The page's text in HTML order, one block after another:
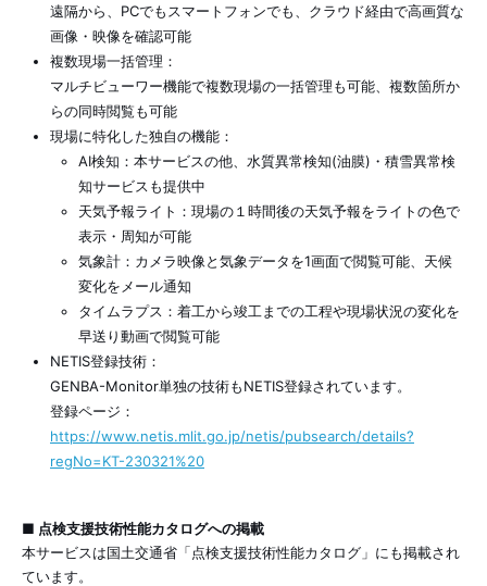
遠隔から、PCでもスマートフォンでも、クラウド経由で高画質な
画像・映像を確認可能
複数現場一括管理：
マルチビューワー機能で複数現場の一括管理も可能、複数箇所か
らの同時閲覧も可能
現場に特化した独自の機能：
AI検知：本サービスの他、水質異常検知(油膜)・積雪異常検
知サービスも提供中
天気予報ライト：現場の１時間後の天気予報をライトの色で
表示・周知が可能
気象計：カメラ映像と気象データを1画面で閲覧可能、天候
変化をメール通知
タイムラプス：着工から竣工までの工程や現場状況の変化を
早送り動画で閲覧可能
NETIS登録技術：
GENBA-Monitor単独の技術もNETIS登録されています。
登録ページ：
https://www.netis.mlit.go.jp/netis/pubsearch/details?
regNo=KT-230321%20
■ 点検支援技術性能カタログへの掲載
本サービスは国土交通省「点検支援技術性能カタログ」にも掲載され
ています。